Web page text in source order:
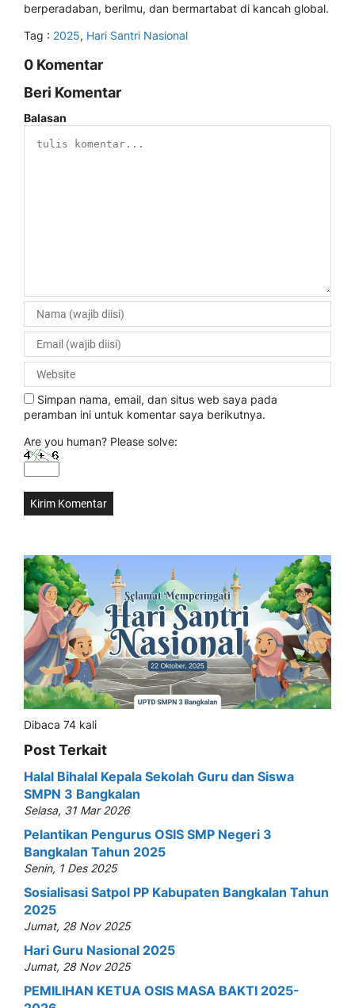
berperadaban, berilmu, dan bermartabat di kancah global.
Tag : 2025, Hari Santri Nasional
0 Komentar
Beri Komentar
Balasan
Simpan nama, email, dan situs web saya pada
peramban ini untuk komentar saya berikutnya.
Are you human? Please solve:
Dibaca 74 kali
Post Terkait
Halal Bihalal Kepala Sekolah Guru dan Siswa
SMPN 3 Bangkalan
Selasa, 31 Mar 2026
Pelantikan Pengurus OSIS SMP Negeri 3
Bangkalan Tahun 2025
Senin, 1 Des 2025
Sosialisasi Satpol PP Kabupaten Bangkalan Tahun
2025
Jumat, 28 Nov 2025
Hari Guru Nasional 2025
Jumat, 28 Nov 2025
PEMILIHAN KETUA OSIS MASA BAKTI 2025-